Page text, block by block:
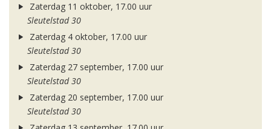
Zaterdag 11 oktober, 17.00 uur
Sleutelstad 30
Zaterdag 4 oktober, 17.00 uur
Sleutelstad 30
Zaterdag 27 september, 17.00 uur
Sleutelstad 30
Zaterdag 20 september, 17.00 uur
Sleutelstad 30